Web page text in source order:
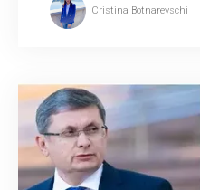
Cristina Botnarevschi